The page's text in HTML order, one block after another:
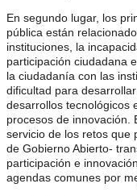
En segundo lugar, los
pública están
instituciones, la
participación ciudadana
la ciudadanía con las
dificultad para
desarrollos tecnológicos
procesos de innovación.
servicio de los retos que
de Gobierno Abierto-
participación e
agendas comunes por